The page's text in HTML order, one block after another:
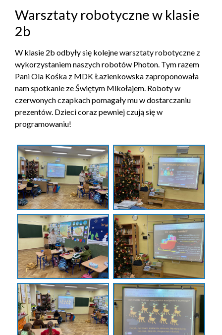
Warsztaty robotyczne w klasie
2b
W klasie 2b odbyły się kolejne warsztaty robotyczne z
wykorzystaniem naszych robotów Photon. Tym razem
Pani Ola Kośka z MDK Łazienkowska zaproponowała
nam spotkanie ze Świętym Mikołajem. Roboty w
czerwonych czapkach pomagały mu w dostarczaniu
prezentów. Dzieci coraz pewniej czują się w
programowaniu!